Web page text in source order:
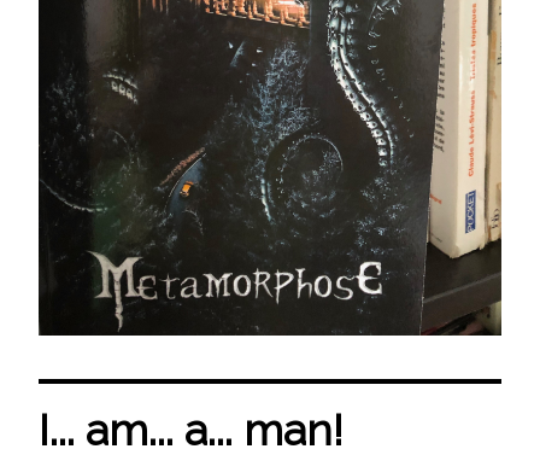
I... am... a... man!